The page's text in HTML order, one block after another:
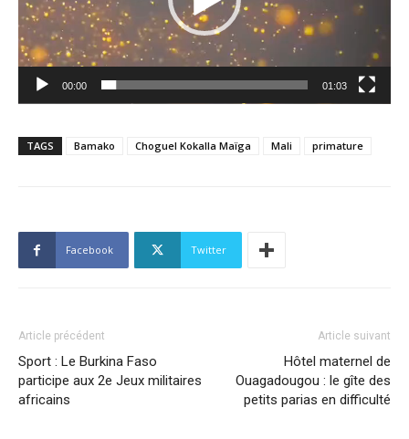
00:00 01:03
TAGS Bamako Choguel Kokalla Maïga Mali primature
Facebook Twitter
Article précédent
Sport : Le Burkina Faso
participe aux 2e Jeux militaires
africains
Article suivant
Hôtel maternel de
Ouagadougou : le gîte des
petits parias en difficulté